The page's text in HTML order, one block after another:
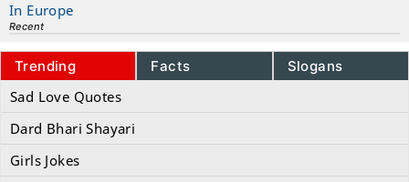
In Europe
Recent
Trending Facts Slogans
Sad Love Quotes
Dard Bhari Shayari
Girls Jokes